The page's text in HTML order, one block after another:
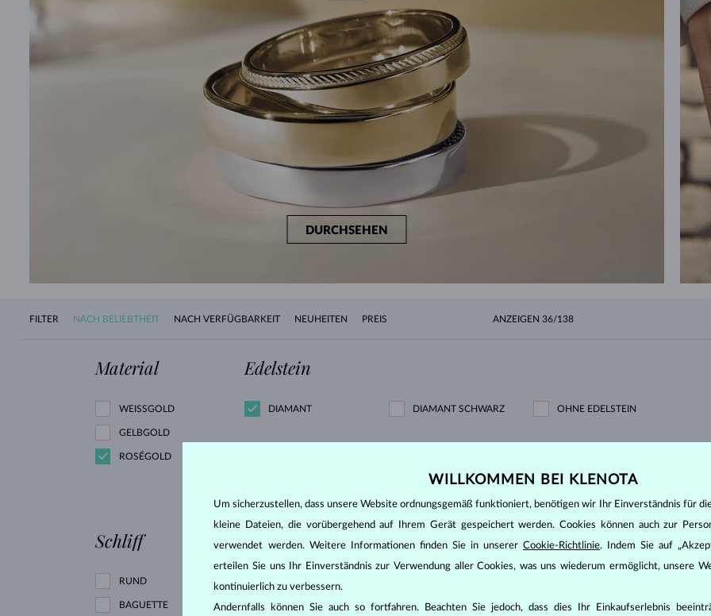
DURCHSEHEN
FILTER NACH BELIEBTHEIT NACH VERFÜGBARKEIT NEUHEITEN PREIS ANZEIGEN 36/138
Material
WEISSGOLD
GELBGOLD
ROSÉGOLD
Edelstein
DIAMANT DIAMANT SCHWARZ OHNE EDELSTEIN
Schliff
RUND
BAGUETTE
WILLKOMMEN BEI KLENOTA
Um sicherzustellen, dass unsere Website ordnungsgemäß funktioniert, benötigen wir Ihr Einverständnis für
kleine Dateien, die vorübergehend auf Ihrem Gerät gespeichert werden. Cookies können auch zur
verwendet werden. Weitere Informationen finden Sie in unsererCookie-Richtlinie. Indem Sie auf
erteilen Sie uns Ihr Einverständnis zur Verwendung aller Cookies, was uns wiederum ermöglicht, unsere
kontinuierlich zu verbessern.
Andernfalls können Sie auch so fortfahren. Beachten Sie jedoch, dass dies Ihr Einkaufserlebnis